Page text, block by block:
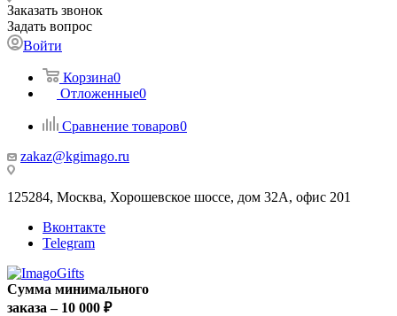
Заказать звонок
Задать вопрос
Войти
Корзина0
Отложенные0
Сравнение товаров0
zakaz@kgimago.ru
125284, Москва, Хорошевское шоссе, дом 32А, офис 201
Вконтакте
Telegram
Сумма минимального
заказа – 10 000 ₽